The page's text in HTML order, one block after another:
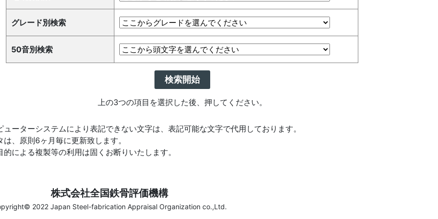
グレード別検索
50音別検索
検索開始
上の3つの項目を選択した後、押してください。
ューターシステムにより表記できない文字は、表記可能な文字で代用しております。
は、原則6ヶ月毎に更新致します。
的による複製等の利用は固くお断りいたします。
株式会社全国鉄骨評価機構
2022 Japan Steel-fabrication Appraisal Organization co.,Ltd.